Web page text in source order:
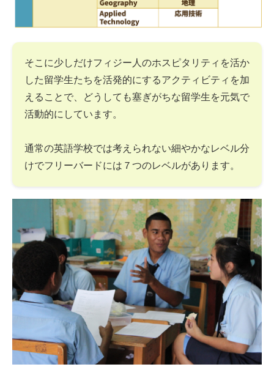
そこに少しだけフィジー人のホスピタリティを活か
した留学生たちを活発的にするアクティビティを加
えることで、どうしても塞ぎがちな留学生を元気で
活動的にしています。
通常の英語学校では考えられない細やかなレベル分
けでフリーバードには７つのレベルがあります。